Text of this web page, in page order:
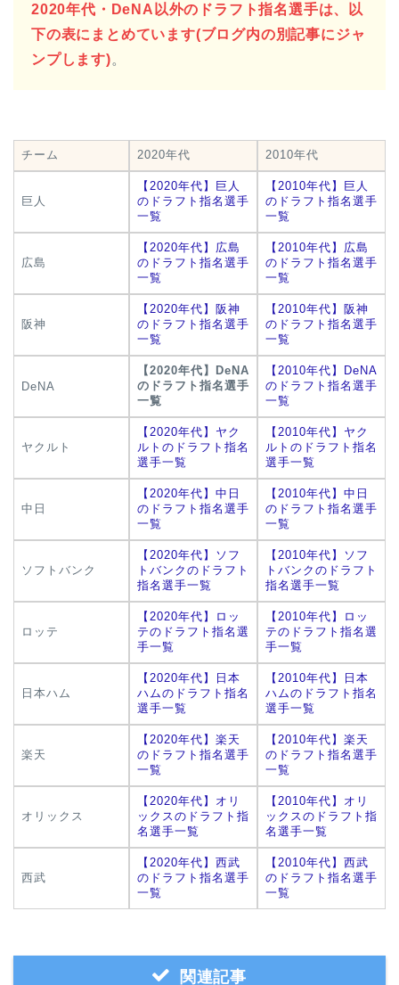
2020年代・DeNA以外のドラフト指名選手は、以
下の表にまとめています(ブログ内の別記事にジャ
ンプします)。
チーム 2020年代 2010年代
巨人
【2020年代】巨人
のドラフト指名選手
一覧
【2010年代】巨人
のドラフト指名選手
一覧
広島
【2020年代】広島
のドラフト指名選手
一覧
【2010年代】広島
のドラフト指名選手
一覧
阪神
【2020年代】阪神
のドラフト指名選手
一覧
【2010年代】阪神
のドラフト指名選手
一覧
DeNA
【2020年代】DeNA
のドラフト指名選手
一覧
【2010年代】DeNA
のドラフト指名選手
一覧
ヤクルト
【2020年代】ヤク
ルトのドラフト指名
選手一覧
【2010年代】ヤク
ルトのドラフト指名
選手一覧
中日
【2020年代】中日
のドラフト指名選手
一覧
【2010年代】中日
のドラフト指名選手
一覧
ソフトバンク
【2020年代】ソフ
トバンクのドラフト
指名選手一覧
【2010年代】ソフ
トバンクのドラフト
指名選手一覧
ロッテ
【2020年代】ロッ
テのドラフト指名選
手一覧
【2010年代】ロッ
テのドラフト指名選
手一覧
日本ハム
【2020年代】日本
ハムのドラフト指名
選手一覧
【2010年代】日本
ハムのドラフト指名
選手一覧
楽天
【2020年代】楽天
のドラフト指名選手
一覧
【2010年代】楽天
のドラフト指名選手
一覧
オリックス
【2020年代】オリ
ックスのドラフト指
名選手一覧
【2010年代】オリ
ックスのドラフト指
名選手一覧
西武
【2020年代】西武
のドラフト指名選手
一覧
【2010年代】西武
のドラフト指名選手
一覧
関連記事